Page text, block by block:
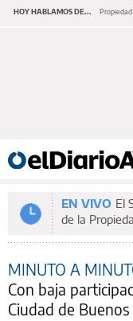
HOY HABLAMOS DE...
EN VIVO El
de la
MINUTO A
Con baja
Ciudad de